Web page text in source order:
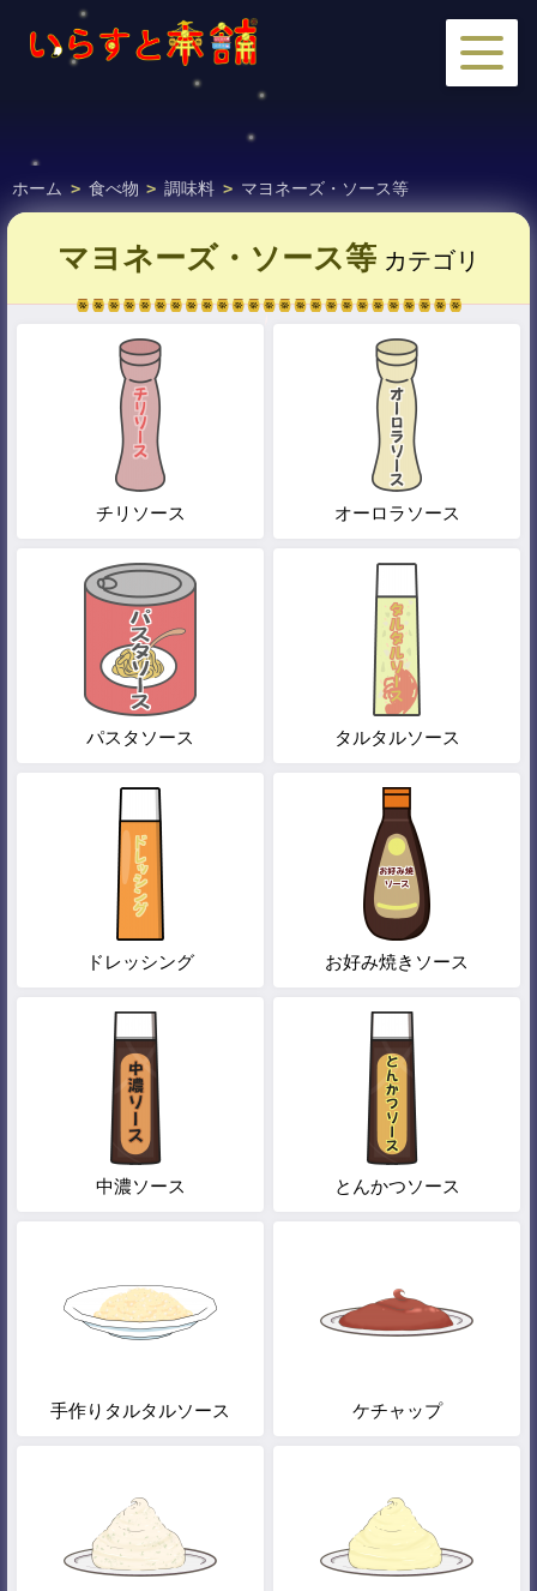
ホーム > 食べ物 > 調味料 > マヨネーズ・ソース等
マヨネーズ・ソース等 カテゴリ
チリソース オーロラソース
パスタソース タルタルソース
ドレッシング お好み焼きソース
中濃ソース とんかつソース
手作りタルタルソース ケチャップ